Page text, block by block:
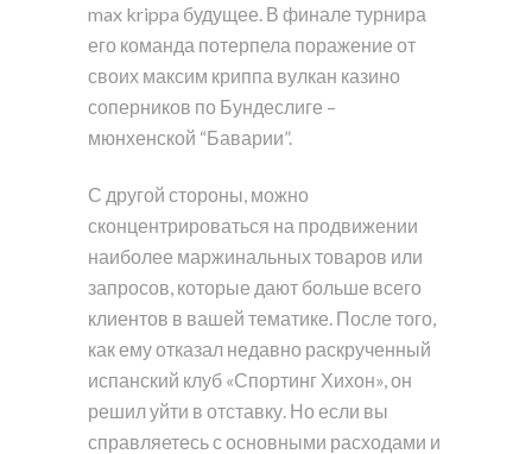
max krippa будущее. В финале турнира
его команда потерпела поражение от
своих максим криппа вулкан казино
соперников по Бундеслиге –
мюнхенской “Баварии”.
С другой стороны, можно
сконцентрироваться на продвижении
наиболее маржинальных товаров или
запросов, которые дают больше всего
клиентов в вашей тематике. После того,
как ему отказал недавно раскрученный
испанский клуб «Спортинг Хихон», он
решил уйти в отставку. Но если вы
справляетесь с основными расходами и